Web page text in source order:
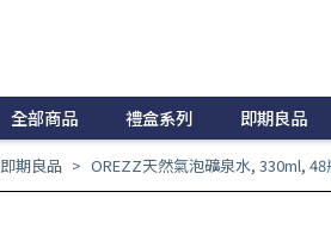
全部商品 禮盒系列 即期良品
即期良品 OREZZ天然氣泡礦泉水, 330ml,